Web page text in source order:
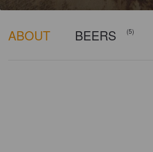
ABOUT BEERS (5)